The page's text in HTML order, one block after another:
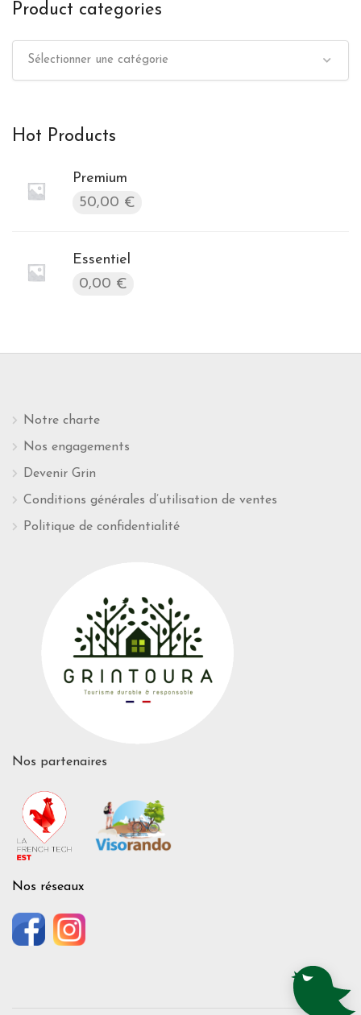
Product categories
Sélectionner une catégorie
Hot Products
Premium
50,00 €
Essentiel
0,00 €
Notre charte
Nos engagements
Devenir Grin
Conditions générales d’utilisation de ventes
Politique de confidentialité
Nos partenaires
Nos réseaux